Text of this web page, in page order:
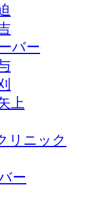
バー
上
リニック
ー